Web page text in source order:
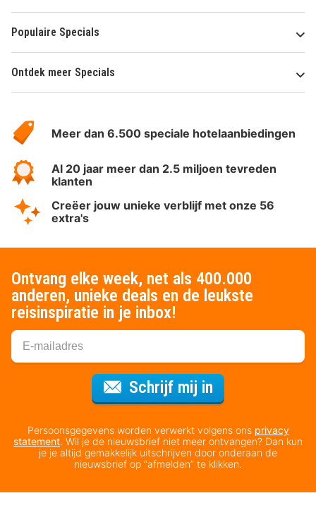
Populaire Specials
Ontdek meer Specials
HotelSpecials
Meer dan 6.500 speciale hotelaanbiedingen
Al 20 jaar meer dan 2.5 miljoen tevreden
klanten
Creëer jouw unieke verblijf met onze 56
extra's
Ontvang elke week, net als 400.000
anderen, unieke deals en de leukste
reisinspiratie in je inbox!
Schrijf mij in
Persoonsgegevens worden verwerkt volgens ons privacy
statement. Wil je de nieuwsbrief niet meer ontvangen? Dan kun
je je altijd gemakkelijk uitschrijven door onderaan de
nieuwsbrief op “afmelden” te klikken.